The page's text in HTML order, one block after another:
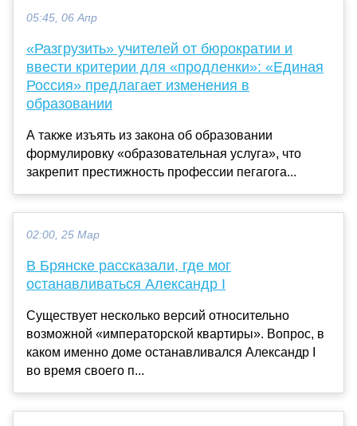
05:45, 06 Апр
«Разгрузить» учителей от бюрократии и
ввести критерии для «продленки»: «Единая
Россия» предлагает изменения в
образовании
А также изъять из закона об образовании
формулировку «образовательная услуга», что
закрепит престижность профессии пегагога...
02:00, 25 Мар
В Брянске рассказали, где мог
останавливаться Александр I
Существует несколько версий относительно
возможной «императорской квартиры». Вопрос, в
каком именно доме останавливался Александр I
во время своего п...